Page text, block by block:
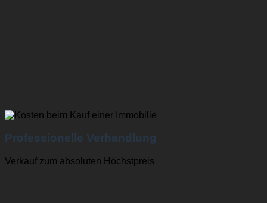
Professionelle Verhandlung
Verkauf zum absoluten Höchstpreis